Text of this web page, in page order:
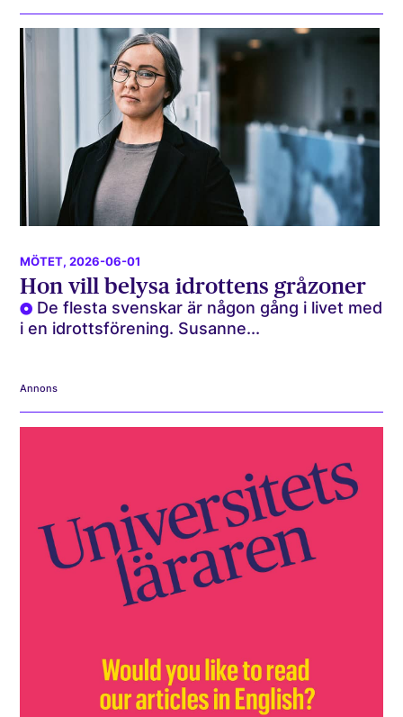
MÖTET, 2026-06-01
Hon vill belysa idrottens gråzoner
De flesta svenskar är någon gång i livet med
i en idrottsförening. Susanne...
Annons